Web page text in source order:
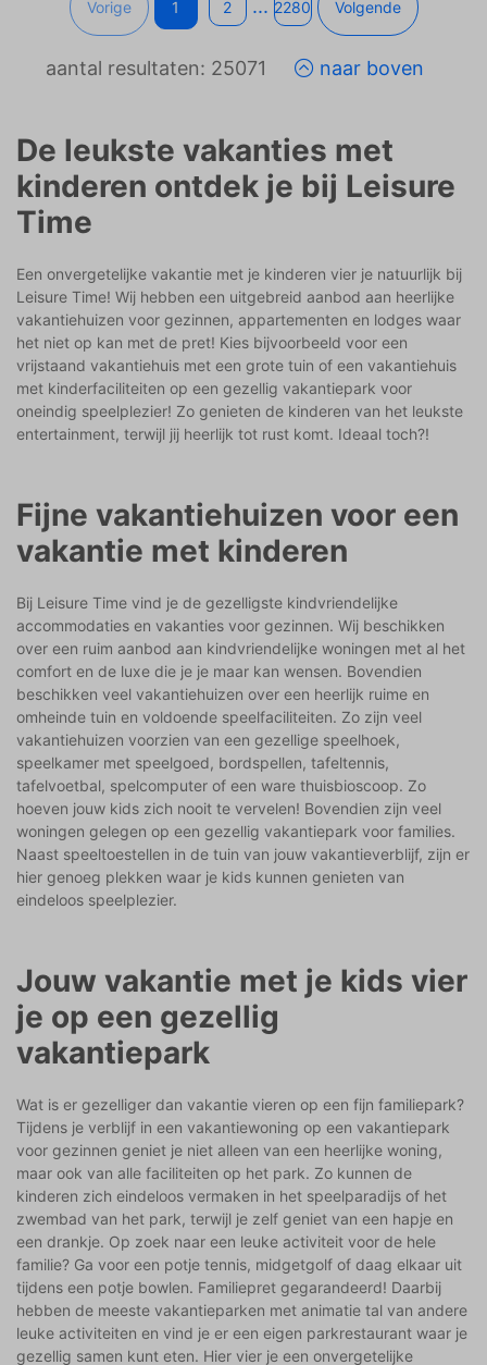
Vorige 1 2 ... 2280 Volgende
aantal resultaten: 25071 naar boven
De leukste vakanties met
kinderen ontdek je bij Leisure
Time
Een onvergetelijke vakantie met je kinderen vier je natuurlijk bij
Leisure Time! Wij hebben een uitgebreid aanbod aan heerlijke
vakantiehuizen voor gezinnen, appartementen en lodges waar
het niet op kan met de pret! Kies bijvoorbeeld voor een
vrijstaand vakantiehuis met een grote tuin of een vakantiehuis
met kinderfaciliteiten op een gezellig vakantiepark voor
oneindig speelplezier! Zo genieten de kinderen van het leukste
entertainment, terwijl jij heerlijk tot rust komt. Ideaal toch?!
Fijne vakantiehuizen voor een
vakantie met kinderen
Bij Leisure Time vind je de gezelligste kindvriendelijke
accommodaties en vakanties voor gezinnen. Wij beschikken
over een ruim aanbod aan kindvriendelijke woningen met al het
comfort en de luxe die je je maar kan wensen. Bovendien
beschikken veel vakantiehuizen over een heerlijk ruime en
omheinde tuin en voldoende speelfaciliteiten. Zo zijn veel
vakantiehuizen voorzien van een gezellige speelhoek,
speelkamer met speelgoed, bordspellen, tafeltennis,
tafelvoetbal, spelcomputer of een ware thuisbioscoop. Zo
hoeven jouw kids zich nooit te vervelen! Bovendien zijn veel
woningen gelegen op een gezellig vakantiepark voor families.
Naast speeltoestellen in de tuin van jouw vakantieverblijf, zijn er
hier genoeg plekken waar je kids kunnen genieten van
eindeloos speelplezier.
Jouw vakantie met je kids vier
je op een gezellig
vakantiepark
Wat is er gezelliger dan vakantie vieren op een fijn familiepark?
Tijdens je verblijf in een vakantiewoning op een vakantiepark
voor gezinnen geniet je niet alleen van een heerlijke woning,
maar ook van alle faciliteiten op het park. Zo kunnen de
kinderen zich eindeloos vermaken in het speelparadijs of het
zwembad van het park, terwijl je zelf geniet van een hapje en
een drankje. Op zoek naar een leuke activiteit voor de hele
familie? Ga voor een potje tennis, midgetgolf of daag elkaar uit
tijdens een potje bowlen. Familiepret gegarandeerd! Daarbij
hebben de meeste vakantieparken met animatie tal van andere
leuke activiteiten en vind je er een eigen parkrestaurant waar je
gezellig samen kunt eten. Hier vier je een onvergetelijke